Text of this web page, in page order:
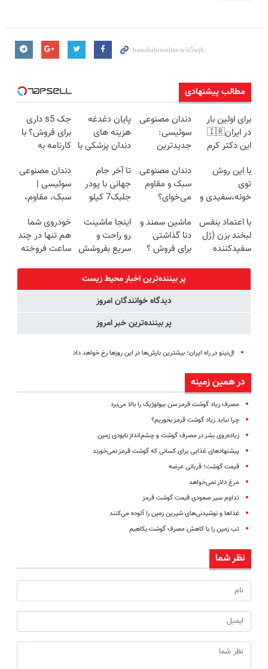
مطالب پیشنهادی
برای اولین بار
در ایران🇮🇷
این دکتر کرم
روزه ساخت!
دندان مصنوعی
سوئیسی:
جدیدترین
سبک و مقاوم |
پرداخت قسطی
پایان دغدغه
هزینه های
دندان پزشکی با
کننده خانگی
جک s5 داری
برای فروش؟ با
کارنامه به
بفروش!
با این روش
توی
خونه،سفیدی و
برگردون
(40%off)
دندان مصنوعی
سبک و مقاوم
می‌خوای؟
اقساطی هم
داریم!😍 | 📍
تهران
تا آخر جام
جهانی با پودر
جلبک7 کیلو
دندان مصنوعی
سوئیسی |
سبک، مقاوم،
رایگان+پرداخت
اقساطی😍
با اعتماد بنفس
لبخند بزن (ژل
سفیدکننده
ماشین سمند و
دنا گذاشتی
برای فروش ؟
راحت بفروش
اینجا ماشینت
رو راحت و
سریع بفروشش
خودروی شما
هم تنها در چند
ساعت فروخته
پر بیننده‌ترین اخبار محیط زیست
دیدگاه خوانندگان امروز
پر بیننده‌ترین خبر امروز
ال‌نینو در راه ایران؛ بیشترین بارش‌ها در این روزها رخ خواهد داد
در همین زمینه
مصرف زیاد گوشت قرمز سن بیولوژیک را بالا می‌برد
چرا نباید زیاد گوشت قرمز بخوریم؟
زیاده‌روی بشر در مصرف گوشت و چشم‌انداز نابودی زمین
پیشنهادهای غذایی برای کسانی که گوشت قرمز نمی‌خورند
قیمت گوشت؛ قربانی عرضه
مرغ دلار نمی‌خواهد
تداوم سیر صعودی قیمت گوشت قرمز
غذاها و نوشیدنی‌های شیرین زمین را آلوده می‌کنند
تب زمین را با کاهش مصرف گوشت بکاهیم
نظر شما